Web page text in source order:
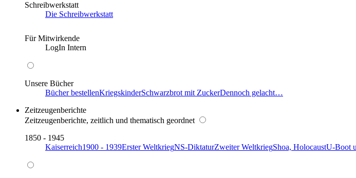
Schreibwerkstatt
Die Schreibwerkstatt
Für Mitwirkende
LogIn Intern
Unsere Bücher
Bücher bestellenKriegskinderSchwarzbrot mit ZuckerDennoch gelacht…
Zeitzeugenberichte
Zeitzeugenberichte, zeitlich und thematisch geordnet
1850 - 1945
Kaiserreich1900 - 1939Erster WeltkriegNS-DiktaturZweiter WeltkriegShoa, HolocaustU-Boot